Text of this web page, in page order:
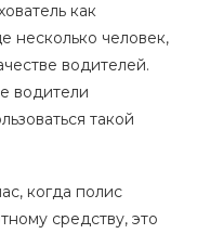
как
несколько человек,
водителей.
водители
такой
когда полис
средству, это